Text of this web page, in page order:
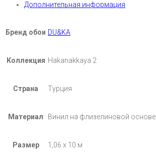
Дополнительная информация
Бренд обои DU&KA
Коллекция Hakanakkaya 2
Страна Турция
Материал Винил на флизелиновой основе
Размер 1,06 х 10 м